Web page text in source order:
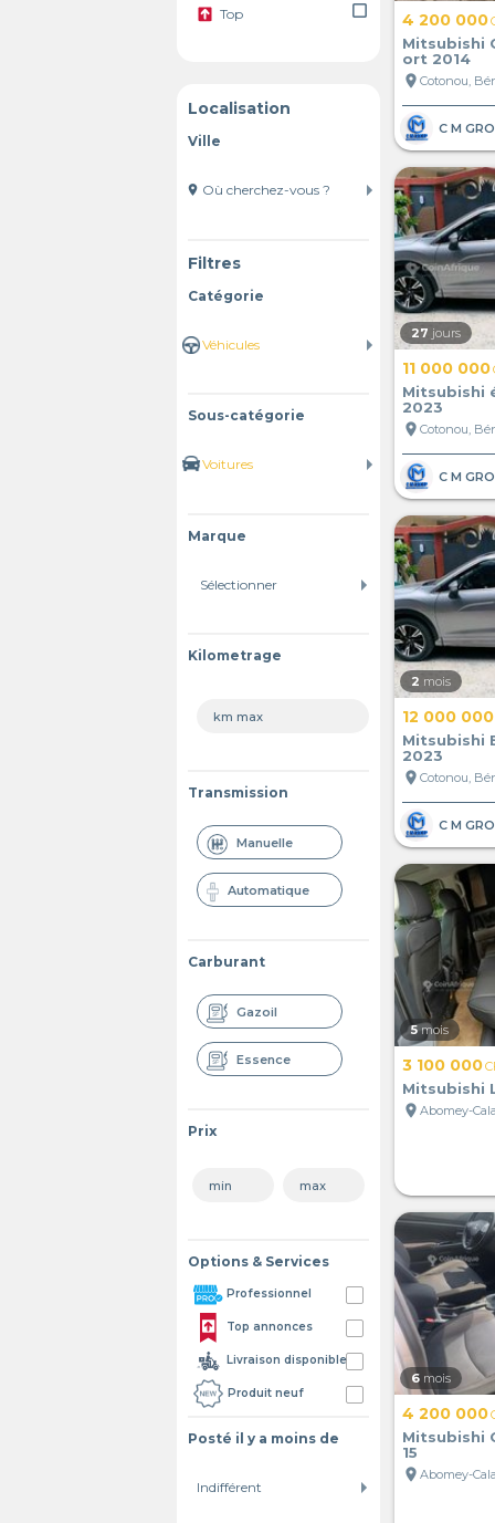
Top check_box_outline_blank
Localisation
Ville
location_on
Filtres
Catégorie
Sous-catégorie
Marque
Kilometrage
Transmission
Manuelle
Automatique
Carburant
Gazoil
Essence
Prix
Options & Services
Professionnel
Top annonces
Livraison disponible
Produit neuf
Posté il y a moins de
4 200 000
Mitsubishi
ort 2014
location_on Cotonou,
27 jours
11 000 000
Mitsubishi
2023
location_on Cotonou,
2 mois
12 000 000
Mitsubishi
2023
location_on Cotonou,
5 mois
3 100 000
Mitsubishi
location_on Abomey-
6 mois
4 200 000
Mitsubishi
15
location_on Abomey-